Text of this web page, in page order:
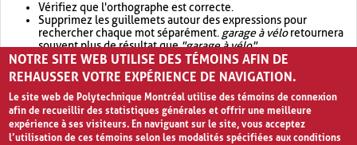
Vérifiez que l'orthographe est correcte.
Supprimez les guillemets autour des expressions pour
rechercher chaque mot séparément. garage à véloretournera
souvent plus de résultat que"garage à vélo".
Envisagez d'élargir votre recherche avec OR.garage OR vélo
retournera souvent plus de résultat quegarage à vélo
NOTRE SITE WEB UTILISE DES TÉMOINS AFIN DE
REHAUSSER VOTRE EXPÉRIENCE DE NAVIGATION.
Le site web de Polytechnique Montréal utilise des témoins de connexion
afin de recueillir des statistiques générales et offrir une meilleure
expérience à ses visiteurs. En naviguant sur le site, vous acceptez
l’utilisation de ces témoins selon les modalités spécifiées aux conditions